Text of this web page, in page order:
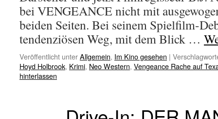
bei VENGEANCE nicht mit
beiden Seiten. Bei seinem Spielfilm-
tendenziösen Weg, mit dem Blick …
Veröffentlicht unterAllgemein, Im Kino gesehen |
Hoyd Holbrook, Krimi, Neo Western, Vengeance Rache auf
hinterlassen